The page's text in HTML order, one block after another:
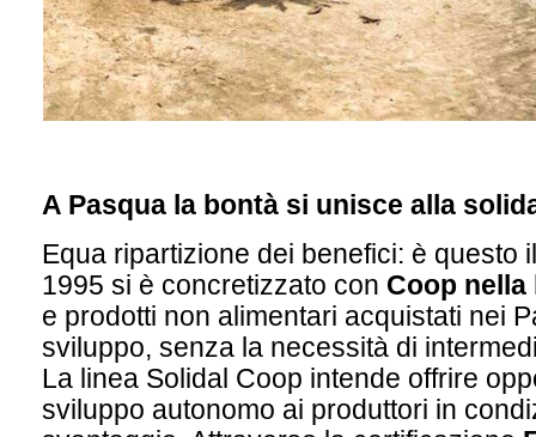
A Pasqua la bontà si unisce alla
Equa ripartizione dei benefici: è questo
1995 si è concretizzato con Coop nella
e prodotti non alimentari acquistati nei
sviluppo, senza la necessità di
La linea Solidal Coop intende offrire
sviluppo autonomo ai produttori in